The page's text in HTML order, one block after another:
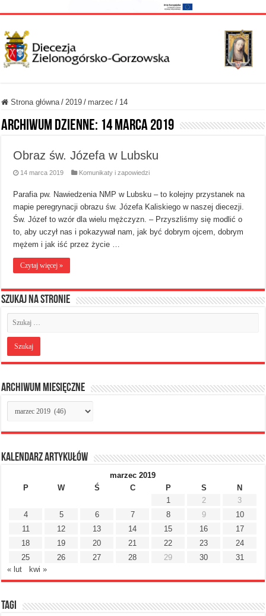
Strona główna / 2019 / marzec / 14
Archiwum dzienne: 14 marca 2019
Obraz św. Józefa w Lubsku
14 marca 2019 Komunikaty i zapowiedzi
Parafia pw. Nawiedzenia NMP w Lubsku – to kolejny przystanek na
mapie peregrynacji obrazu św. Józefa Kaliskiego w naszej diecezji.
Św. Józef to wzór dla wielu mężczyzn. – Przyszliśmy się modlić o
to, aby uczył nas i pokazywał nam, jak być dobrym ojcem, dobrym
mężem i jak iść przez życie …
Czytaj więcej »
Szukaj na stronie
Archiwum miesięczne
Archiwum
miesięczne
Kalendarz artykułów
marzec 2019
P
W Ś C P S
N
1
2
3
4
5 6 7 8 9
10
11
12 13 14 15 16
17
18
19 20 21 22 23
24
25
26 27 28 29 30
31
« lut
kwi »
Tagi